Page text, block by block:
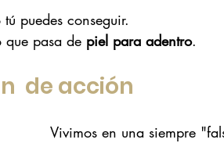
puedes conseguir.
que pasa de piel para adentro.
de acción
Vivimos en una siempre